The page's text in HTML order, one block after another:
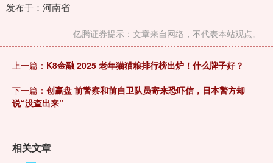
发布于：河南省
亿腾证券提示：文章来自网络，不代表本站观点。
上一篇： K8金融 2025 老年猫猫粮排行榜出炉！什么牌子好？
下一篇： 创赢盘 前警察和前自卫队员寄来恐吓信，日本警方却
说“没查出来”
相关文章